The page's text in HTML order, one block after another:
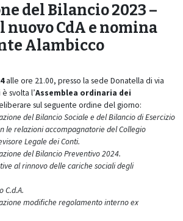
del Bilancio 2023 –
nuovo CdA e nomina
Alambicco
alle ore 21.00, presso la sede Donatella di via
svolta l’Assemblea ordinaria dei
sul seguente ordine del giorno:
del Bilancio Sociale e del Bilancio di Esercizio
le relazioni accompagnatorie del Collegio
Legale dei Conti.
del Bilancio Preventivo 2024.
al rinnovo delle cariche sociali degli
C.d.A.
modifiche regolamento interno ex